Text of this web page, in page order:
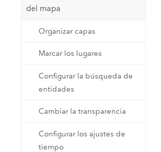
del mapa
Organizar capas
Marcar los lugares
Configurar la búsqueda de
entidades
Cambiar la transparencia
Configurar los ajustes de
tiempo